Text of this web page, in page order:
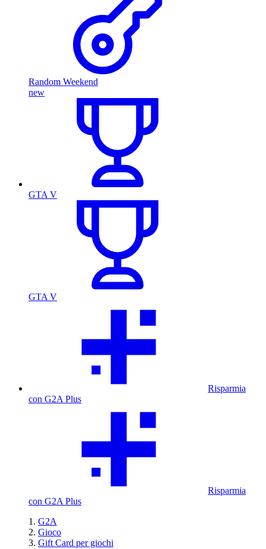
Random Weekend
new
GTA V
GTA V
Risparmia
con G2A Plus
Risparmia
con G2A Plus
G2A
Gioco
Gift Card per giochi